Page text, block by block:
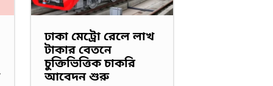
ঢাকা মেট্রো রেলে লাখ
টাকার বেতনে
চুক্তিভিত্তিক চাকরি
আবেদন শুরু